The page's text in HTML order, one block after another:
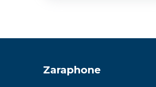
Zaraphone